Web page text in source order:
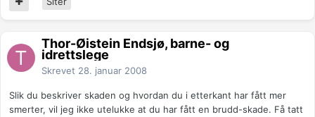
Thor-Øistein Endsjø, barne- og
idrettslege
Skrevet 28. januar 2008
Slik du beskriver skaden og hvordan du i etterkant har fått mer
smerter, vil jeg ikke utelukke at du har fått en brudd-skade. Få tatt